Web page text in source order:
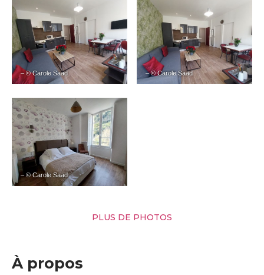
– © Carole Saad – © Carole Saad
– © Carole Saad
PLUS DE PHOTOS
À propos